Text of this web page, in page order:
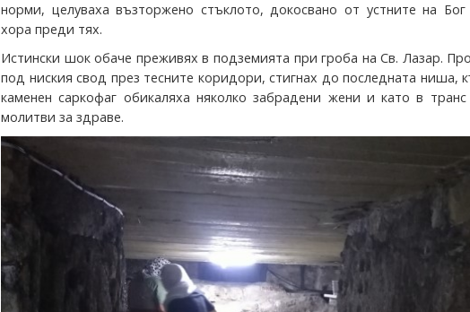
норми, целуваха възторжено стъклото, докосвано от устните на Бог
хора преди тях.
Истински шок обаче преживях в подземията при гроба на Св. Лазар.
под ниския свод през тесните коридори, стигнах до последната ниша,
каменен саркофаг обикаляха няколко забрадени жени и като в
молитви за здраве.